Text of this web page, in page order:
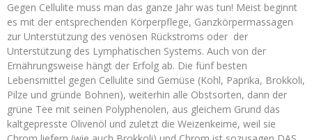
Gegen Cellulite muss man das ganze Jahr was tun! Meist beginnt
es mit der entsprechenden Körperpflege, Ganzkörpermassagen
zur Unterstützung des venösen Rückstroms oder der
Unterstützung des Lymphatischen Systems. Auch von der
Ernährungsweise hängt der Erfolg ab. Die fünf besten
Lebensmittel gegen Cellulite sind Gemüse (Kohl, Paprika, Brokkoli,
Pilze und gründe Bohnen), weiterhin alle Obstsorten, dann der
grüne Tee mit seinen Polyphenolen, aus gleichem Grund das
kaltgepresste Olivenöl und zuletzt die Weizenkeime, weil sie